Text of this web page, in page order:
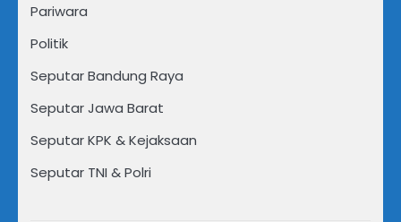
Pariwara
Politik
Seputar Bandung Raya
Seputar Jawa Barat
Seputar KPK & Kejaksaan
Seputar TNI & Polri